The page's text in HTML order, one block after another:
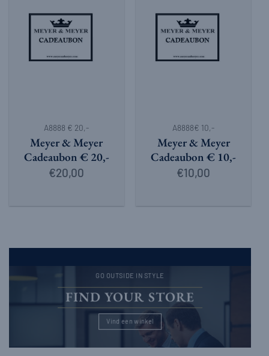
A8888 € 20,-
Meyer & Meyer
Cadeaubon € 20,-
€20,00
A8888€ 10,-
Meyer & Meyer
Cadeaubon € 10,-
€10,00
GO OUTSIDE IN STYLE
FIND YOUR STORE
Vind een winkel